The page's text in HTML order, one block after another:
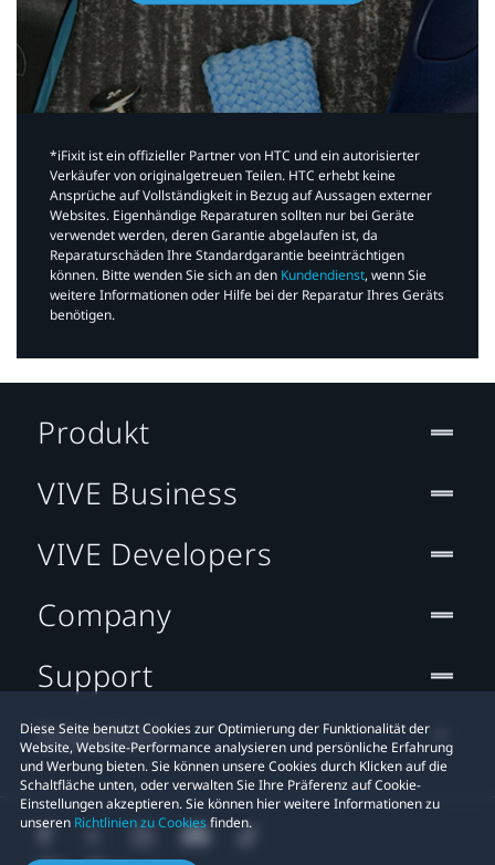
*iFixit ist ein offizieller Partner von HTC und ein autorisierter
Verkäufer von originalgetreuen Teilen. HTC erhebt keine
Ansprüche auf Vollständigkeit in Bezug auf Aussagen externer
Websites. Eigenhändige Reparaturen sollten nur bei Geräte
verwendet werden, deren Garantie abgelaufen ist, da
Reparaturschäden Ihre Standardgarantie beeinträchtigen
können. Bitte wenden Sie sich an den Kundendienst, wenn Sie
weitere Informationen oder Hilfe bei der Reparatur Ihres Geräts
benötigen.​
Diese Seite benutzt Cookies zur Optimierung der Funktionalität der
Website, Website-Performance analysieren und persönliche Erfahrung
und Werbung bieten. Sie können unsere Cookies durch Klicken auf die
Schaltfläche unten, oder verwalten Sie Ihre Präferenz auf Cookie-
Einstellungen akzeptieren. Sie können hier weitere Informationen zu
unseren Richtlinien zu Cookiesfinden.
Produkt
VIVE Business
VIVE Developers
Company
Support
Standort